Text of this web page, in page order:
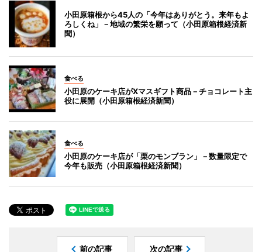
小田原箱根から45人の「今年はありがとう。来年もよ
ろしくね」－地域の繁栄を願って（小田原箱根経済新
聞）
食べる
小田原のケーキ店がXマスギフト商品－チョコレート主
役に展開（小田原箱根経済新聞）
食べる
小田原のケーキ店が「栗のモンブラン」－数量限定で
今年も販売（小田原箱根経済新聞）
前の記事 次の記事